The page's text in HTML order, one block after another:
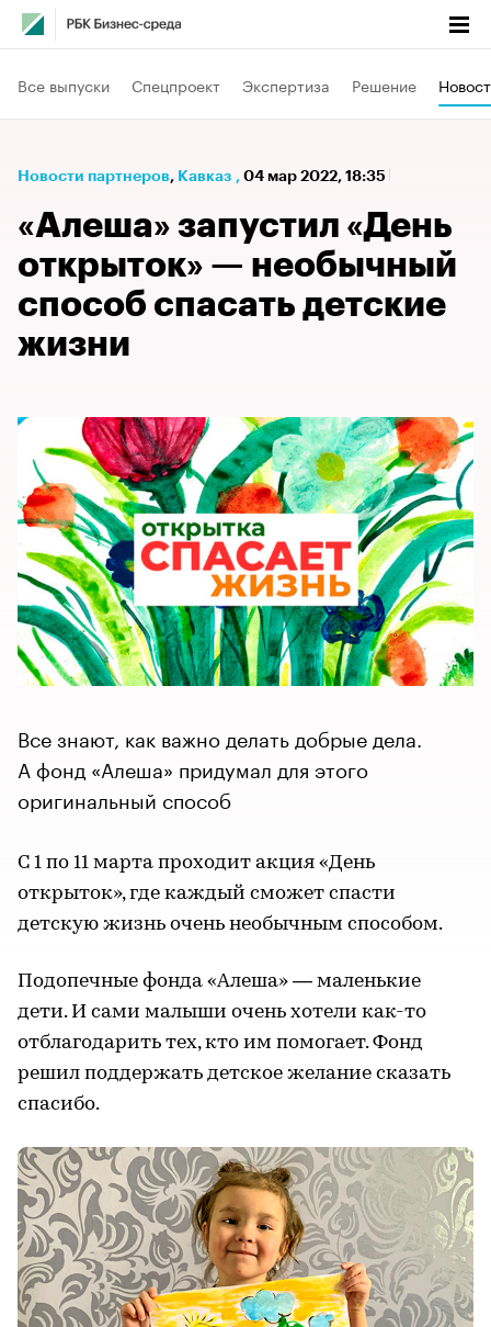
Все выпуски Спецпроект Экспертиза Решение
Новости партнеров⁠, Кавказ , 04 мар 2022, 18:35
«Алеша» запустил «День
открыток» — необычный
способ спасать детские
жизни
Все знают, как важно делать добрые дела.
А фонд «Алеша» придумал для этого
оригинальный способ
С 1 по 11 марта проходит акция «День
открыток», где каждый сможет спасти
детскую жизнь очень необычным способом.
Подопечные фонда «Алеша» — маленькие
дети. И сами малыши очень хотели как-то
отблагодарить тех, кто им помогает. Фонд
решил поддержать детское желание сказать
спасибо.